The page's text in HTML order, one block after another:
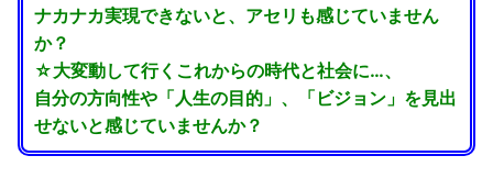
ナカナカ実現できないと、アセリも感じていません
か？
☆大変動して行くこれからの時代と社会に…、
自分の方向性や「人生の目的」、「ビジョン」を見出
せないと感じていませんか？